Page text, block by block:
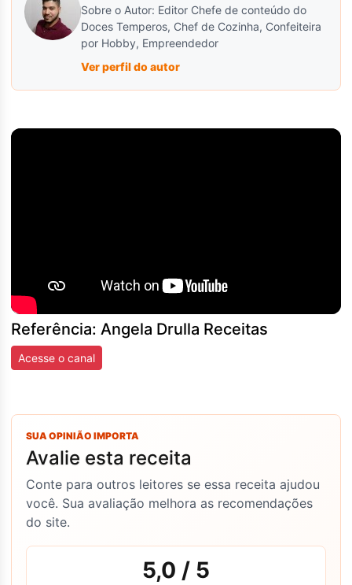
Sobre o Autor: Editor Chefe de conteúdo do
Doces Temperos, Chef de Cozinha, Confeiteira
por Hobby, Empreendedor
Ver perfil do autor
Referência: Angela Drulla Receitas
Acesse o canal
SUA OPINIÃO IMPORTA
Avalie esta receita
Conte para outros leitores se essa receita ajudou
você. Sua avaliação melhora as recomendações
do site.
5,0 / 5